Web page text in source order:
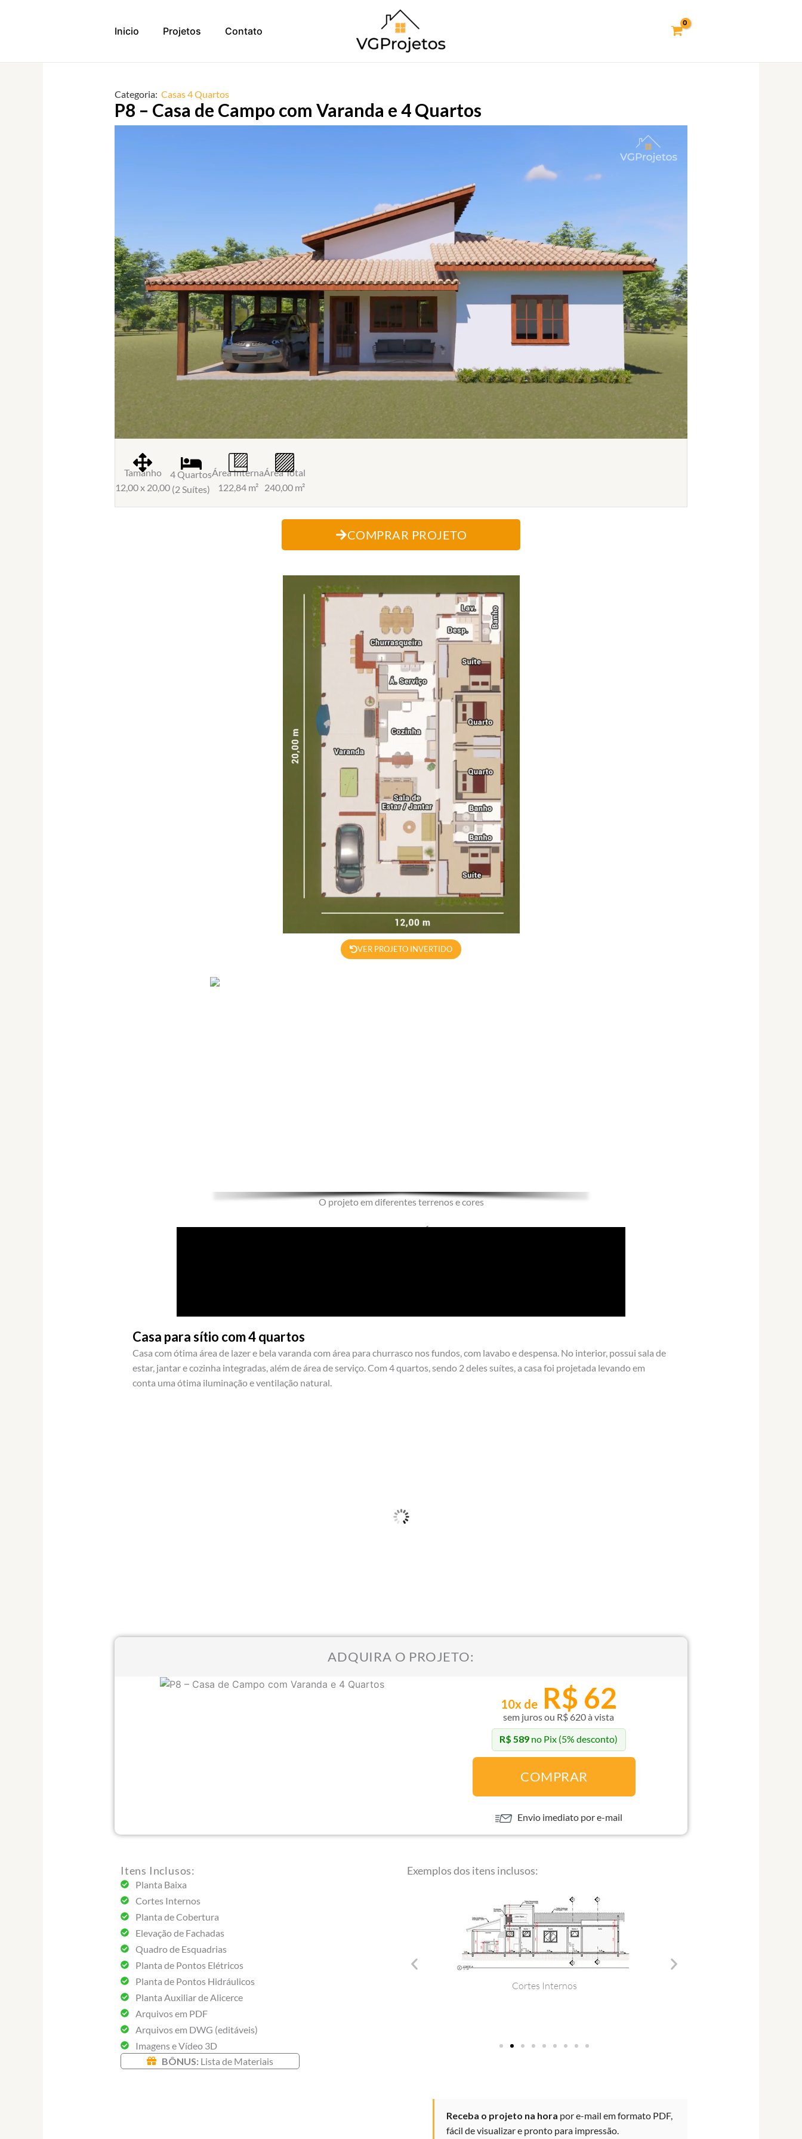
Inicio Projetos Contato
Categoria: Casas 4 Quartos
P8 – Casa de Campo com Varanda e 4 Quartos
Tamanho
12,00 x 20,00
4 Quartos
(2 Suítes)
Área Interna
122,84 m²
Área Total
240,00 m²
COMPRAR PROJETO
VER PROJETO INVERTIDO
O projeto em diferentes terrenos e cores
Casa para sítio com 4 quartos
Casa com ótima área de lazer e bela varanda com área para churrasco nos fundos, com lavabo e despensa. No interior, possui sala de
estar, jantar e cozinha integradas, além de área de serviço. Com 4 quartos, sendo 2 deles suítes, a casa foi projetada levando em
conta uma ótima iluminação e ventilação natural.
ADQUIRA O PROJETO:
10x de R$ 62
sem juros ou R$ 620 à vista
R$ 589 no Pix (5% desconto)
P8
com
4
quantidade
COMPRAR
Envio imediato por e-mail
Itens Inclusos:
Planta Baixa
Cortes Internos
Planta de Cobertura
Elevação de Fachadas
Quadro de Esquadrias
Planta de Pontos Elétricos
Planta de Pontos Hidráulicos
Planta Auxiliar de Alicerce
Arquivos em PDF
Arquivos em DWG (editáveis)
Imagens e Vídeo 3D
BÔNUS: Lista de Materiais
Exemplos dos itens inclusos:
Receba o projeto na hora por e-mail em formato PDF,
fácil de visualizar e pronto para impressão.